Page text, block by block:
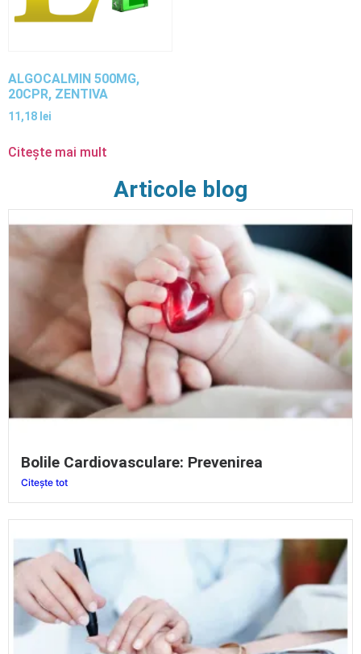
ALGOCALMIN 500MG,
20CPR, ZENTIVA
11,18 lei
Citește mai mult
Articole blog
Bolile Cardiovasculare: Prevenirea
Citește tot